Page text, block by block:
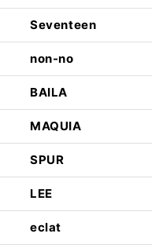
Seventeen
non-no
BAILA
MAQUIA
SPUR
LEE
eclat